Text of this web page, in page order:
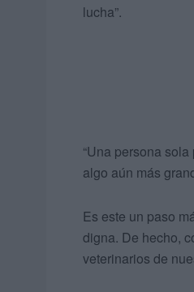
lucha”.
“Una persona
algo aún más
Es este un paso
digna. De hecho,
veterinarios de